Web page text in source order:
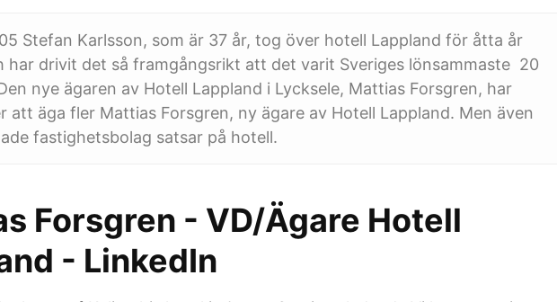
Stefan Karlsson, som är 37 år, tog över hotell Lappland för åtta år
har drivit det så framgångsrikt att det varit Sveriges lönsammaste 20
nye ägaren av Hotell Lappland i Lycksele, Mattias Forsgren, har
att äga fler Mattias Forsgren, ny ägare av Hotell Lappland. Men även
fastighetsbolag satsar på hotell.
Forsgren - VD/Ägare Hotell
- LinkedIn